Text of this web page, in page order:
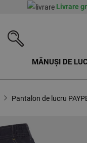
Livrare
MĂNUȘI DE
Pantalon de lucru